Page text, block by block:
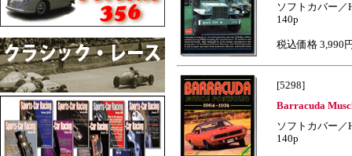
ソフトカバー／
140p
税込価格 3,990
[5298]
Barracuda
ソフトカバー／
140p